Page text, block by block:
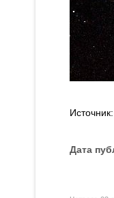
Дата